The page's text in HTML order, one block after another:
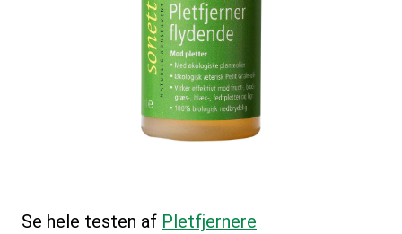
Se hele testen af Pletfjernere